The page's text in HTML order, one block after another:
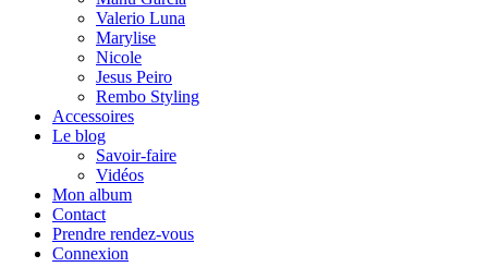
Valerio Luna
Marylise
Nicole
Jesus Peiro
Rembo Styling
Accessoires
Le blog
Savoir-faire
Vidéos
Mon album
Contact
Prendre rendez-vous
Connexion